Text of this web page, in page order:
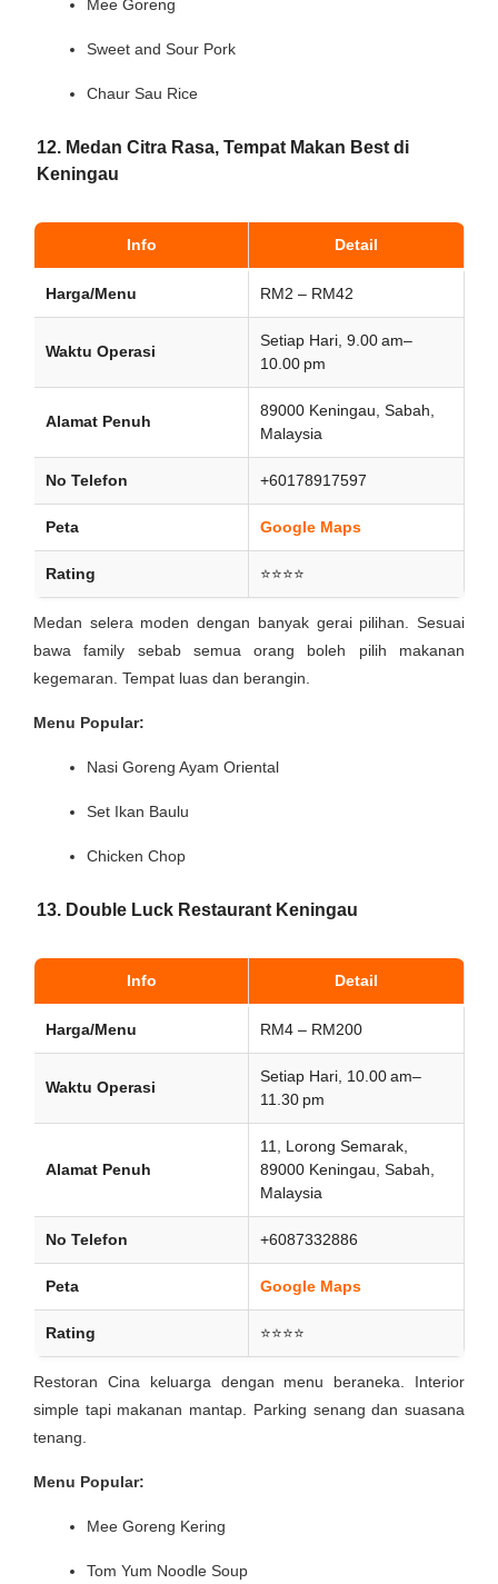
Mee Goreng
Sweet and Sour Pork
Chaur Sau Rice
12. Medan Citra Rasa, Tempat Makan Best di
Keningau
Info Detail
Harga/Menu RM2 – RM42
Waktu Operasi
Setiap Hari, 9.00 am–
10.00 pm
Alamat Penuh
89000 Keningau, Sabah,
Malaysia
No Telefon +60178917597
Peta Google Maps
Rating ⭐⭐⭐⭐
Medan selera moden dengan banyak gerai pilihan. Sesuai
bawa family sebab semua orang boleh pilih makanan
kegemaran. Tempat luas dan berangin.
Menu Popular:
Nasi Goreng Ayam Oriental
Set Ikan Baulu
Chicken Chop
13. Double Luck Restaurant Keningau
Info Detail
Harga/Menu RM4 – RM200
Waktu Operasi
Setiap Hari, 10.00 am–
11.30 pm
Alamat Penuh
11, Lorong Semarak,
89000 Keningau, Sabah,
Malaysia
No Telefon +6087332886
Peta Google Maps
Rating ⭐⭐⭐⭐
Restoran Cina keluarga dengan menu beraneka. Interior
simple tapi makanan mantap. Parking senang dan suasana
tenang.
Menu Popular:
Mee Goreng Kering
Tom Yum Noodle Soup